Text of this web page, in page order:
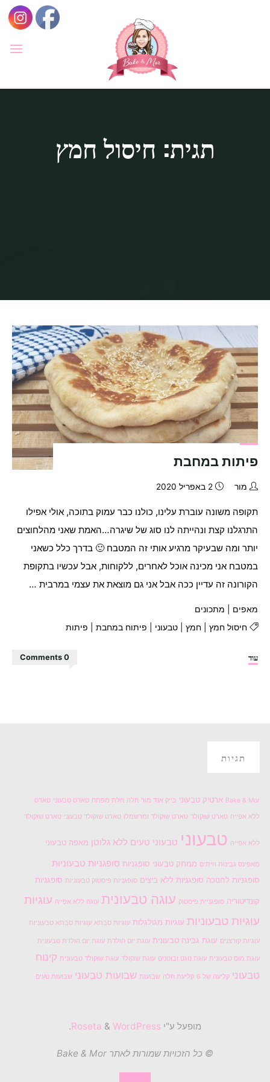
MOR
תגית: חיסול חמץ
פיתות במחבת
מור 2 באפריל 2020
תקופה משונה עוברת עלינו, כולנו כבר עמוק בתוכה, אולי אפילו
התרגלנו קצת ונהייתה לנו סוג של שיגרה…האמת שאני מהלחוצים
יותר ומה שבעיקר מרגיע אותי זה המטבח 🙂 בדרך כלל כשאני
במטבח אני מכינה אוכל לאחרים, ללקוחות, אבל עכשיו בתקופת
הקורונה זה עדיין ככה אבל אני גם מוצאת את עצמי במרבית …
מאפים
מתכונים
חיסול חמץ| חמץ| טבעוני פיתוח במחבת| פיתות
עוד"פיתות
0 Comments
תגיות
Bake & Mor ארטיק טבעוני בייק אנד מור חלה חלת מפתח טארט טבעוני טארט
ללא אפייה טארט שוקולד טארט שוקולד ומרשמלו טארט שוקולד טבעוני טארט שוקולד
ללא אפייה טבעוני טבעוני טעים ללא גלוטן מאפה טבעוני
מאפינס גבינות וזיתים ממתק טבעוני סופגניות סופגניות טבעוניות
סופגניות לחנוכה סופגניות ללא ביצים סופגניות פיסטוק טבעוניות סופגניות
קונדיטוריה סופגניית פיסטוק עוגה טבעונית עוגה ללא אפייה עוגיות
עוגיות טבעוניות עוגיות מגולגלות עוגיות סבתא עוגיות סבתא טבעוניות
עוגיות קורצנים עוגת גבינה טבעונית עוגת יום הולדת עוגת יום הולדת טבעונית
עוגת מוס טבעונית עוגת נוגט ובוטנים עוגת שוקולד עוגת שוקולד טבעונית קינוח
טבעוני קליעה של 6 קליעת חלה שבועות שבועות טבעוני שבועות טעים
מופעל ע"י & WordPress
.
© כל הזכויות שמורות לאתר Bake & Mor